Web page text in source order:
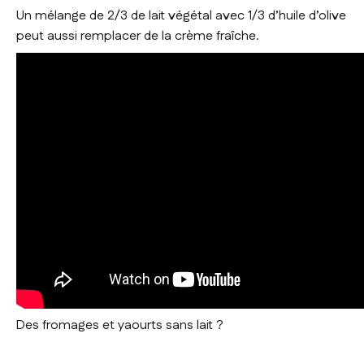
Un mélange de 2/3 de lait végétal avec 1/3 d’huile d’olive
peut aussi remplacer de la crème fraîche.
Des fromages et yaourts sans lait ?